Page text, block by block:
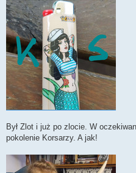
Był Zlot i już po zlocie. W
pokolenie Korsarzy. A jak!